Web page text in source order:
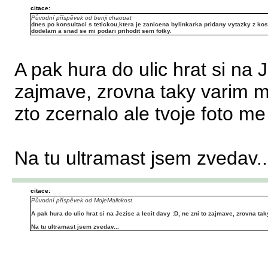
citace:
Původní příspěvek od benji chaouat
dnes po konsultaci s tetickou,ktera je zanicena bylinkarka pridany vytazky z
dodelam a snad se mi podari prihodit sem fotky.
A pak hura do ulic hrat si na
zajmave, zrovna taky varim
zto zcernalo ale tvoje foto
Na tu ultramast jsem
citace:
Původní příspěvek od MojeMalickost
A pak hura do ulic hrat si na Jezise a lecit davy :D, ne zni to zajmave, zrovna
Na tu ultramast jsem zvedav...